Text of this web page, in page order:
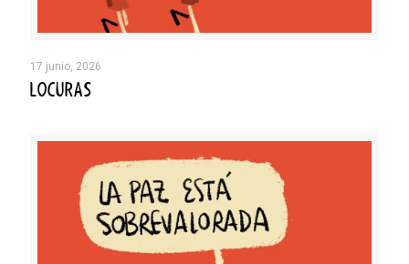
17 junio, 2026
LOCURAS